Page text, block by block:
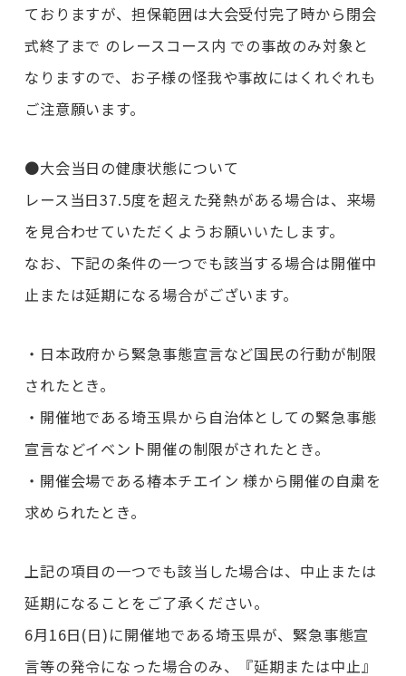
ておりますが、担保範囲は大会受付完了時から閉会
式終了まで のレースコース内 での事故のみ対象と
なりますので、お子様の怪我や事故にはくれぐれも
ご注意願います。
●大会当日の健康状態について
レース当日37.5度を超えた発熱がある場合は、来場
を見合わせていただくようお願いいたします。
なお、下記の条件の一つでも該当する場合は開催中
止または延期になる場合がございます。
・日本政府から緊急事態宣言など国民の行動が制限
されたとき。
・開催地である埼玉県から自治体としての緊急事態
宣言などイベント開催の制限がされたとき。
・開催会場である椿本チエイン 様から開催の自粛を
求められたとき。
上記の項目の一つでも該当した場合は、中止または
延期になることをご了承ください。
6月16日(日)に開催地である埼玉県が、緊急事態宣
言等の発令になった場合のみ、『延期または中止』